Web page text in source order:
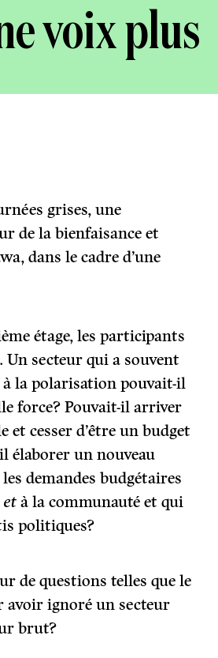
voix plus
grises, une
de la bienfaisance et
dans le cadre d’une
étage, les participants
secteur qui a souvent
à la polarisation pouvait-il
force? Pouvait-il arriver
et cesser d’être un budget
élaborer un nouveau
demandes budgétaires
et à la communauté et qui
politiques?
de questions telles que le
avoir ignoré un secteur
brut?